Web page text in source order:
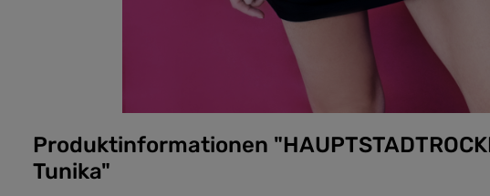
Produktinformationen
Tunika"